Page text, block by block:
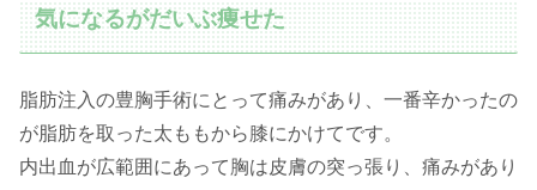
気になるがだいぶ痩せた
脂肪注入の豊胸手術にとって痛みがあり、一番辛かったの
が脂肪を取った太ももから膝にかけてです。
内出血が広範囲にあって胸は皮膚の突っ張り、痛みがあり